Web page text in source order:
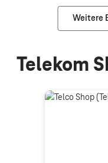
Weitere
Telekom